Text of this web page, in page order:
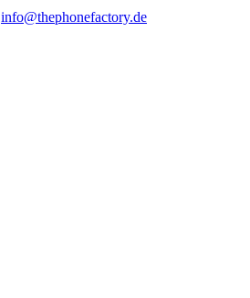
info@thephonefactory.de